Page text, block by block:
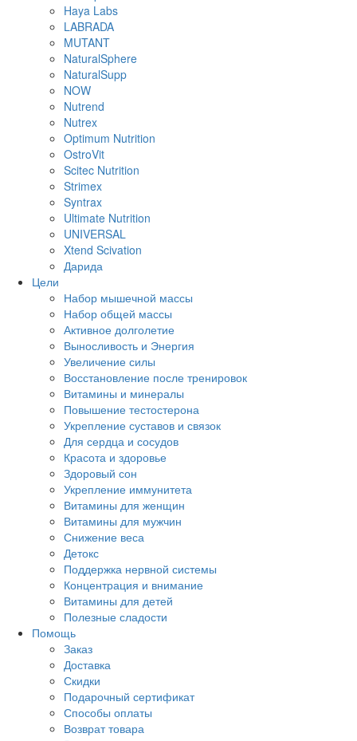
Haya Labs
LABRADA
MUTANT
NaturalSphere
NaturalSupp
NOW
Nutrend
Nutrex
Optimum Nutrition
OstroVit
Scitec Nutrition
Strimex
Syntrax
Ultimate Nutrition
UNIVERSAL
Xtend Scivation
Дарида
Цели
Набор мышечной массы
Набор общей массы
Активное долголетие
Выносливость и Энергия
Увеличение силы
Восстановление после тренировок
Витамины и минералы
Повышение тестостерона
Укрепление суставов и связок
Для сердца и сосудов
Красота и здоровье
Здоровый сон
Укрепление иммунитета
Витамины для женщин
Витамины для мужчин
Снижение веса
Детокс
Поддержка нервной системы
Концентрация и внимание
Витамины для детей
Полезные сладости
Помощь
Заказ
Доставка
Скидки
Подарочный сертификат
Способы оплаты
Возврат товара